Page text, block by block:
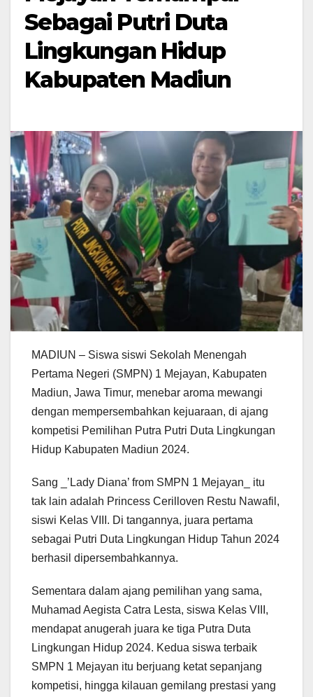
Sebagai Putri Duta
Lingkungan Hidup
Kabupaten Madiun
MADIUN – Siswa siswi Sekolah Menengah
Pertama Negeri (SMPN) 1 Mejayan, Kabupaten
Madiun, Jawa Timur, menebar aroma mewangi
dengan mempersembahkan kejuaraan, di ajang
kompetisi Pemilihan Putra Putri Duta Lingkungan
Hidup Kabupaten Madiun 2024.
Sang _’Lady Diana’ from SMPN 1 Mejayan_ itu
tak lain adalah Princess Cerilloven Restu Nawafil,
siswi Kelas VIII. Di tangannya, juara pertama
sebagai Putri Duta Lingkungan Hidup Tahun 2024
berhasil dipersembahkannya.
Sementara dalam ajang pemilihan yang sama,
Muhamad Aegista Catra Lesta, siswa Kelas VIII,
mendapat anugerah juara ke tiga Putra Duta
Lingkungan Hidup 2024. Kedua siswa terbaik
SMPN 1 Mejayan itu berjuang ketat sepanjang
kompetisi, hingga kilauan gemilang prestasi yang